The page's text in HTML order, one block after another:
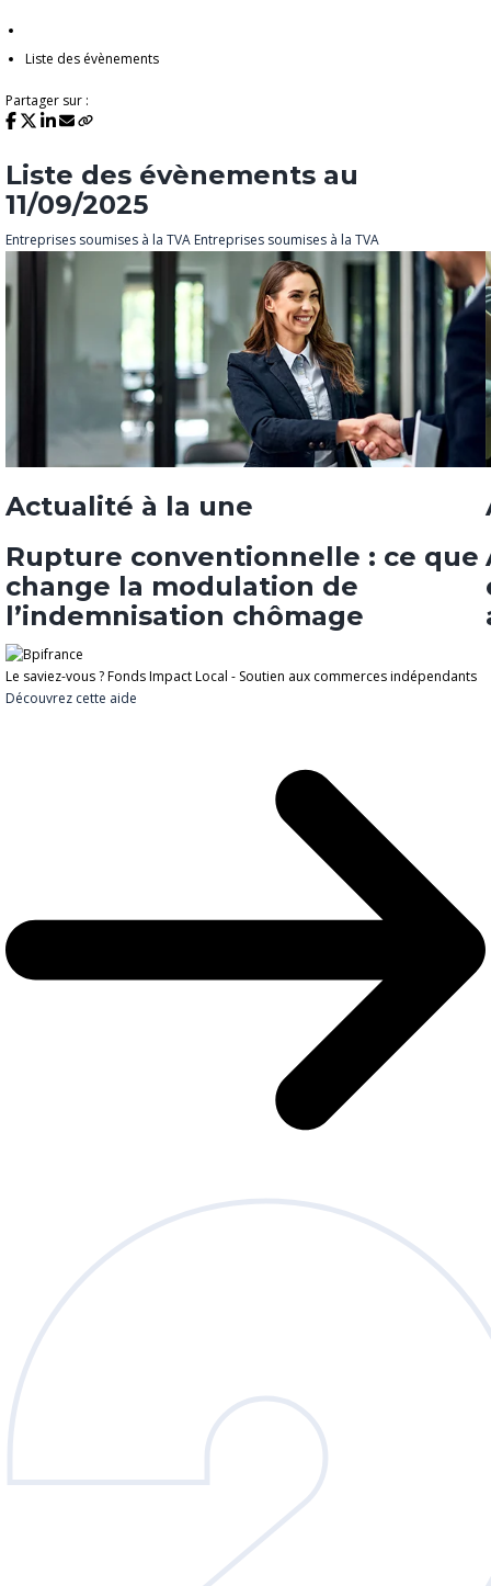
Liste des évènements
Partager sur :
Liste des évènements au
11/09/2025
Entreprises soumises à la TVA Entreprises soumises à la TVA
Actualité à la une
Rupture conventionnelle : ce que
change la modulation de
l’indemnisation chômage
Le saviez-vous ?Fonds Impact Local - Soutien aux commerces indépendants
Découvrez cette aide